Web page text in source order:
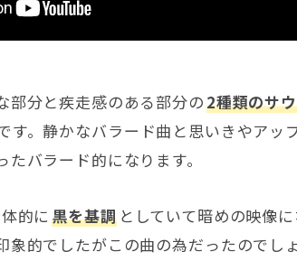
部分と疾走感のある部分の2種類のサ
す。静かなバラード曲と思いきやアッ
バラード的になります。
的に 黒を基調 としていて暗めの映像
象的でしたがこの曲の為だったのでし